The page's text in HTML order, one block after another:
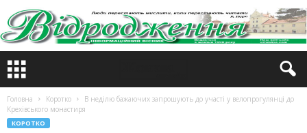
Головна Коротко
В неділю бажаючих запрошують до участі у велопрогулянці до
Крехівського монастиря
КОРОТКО